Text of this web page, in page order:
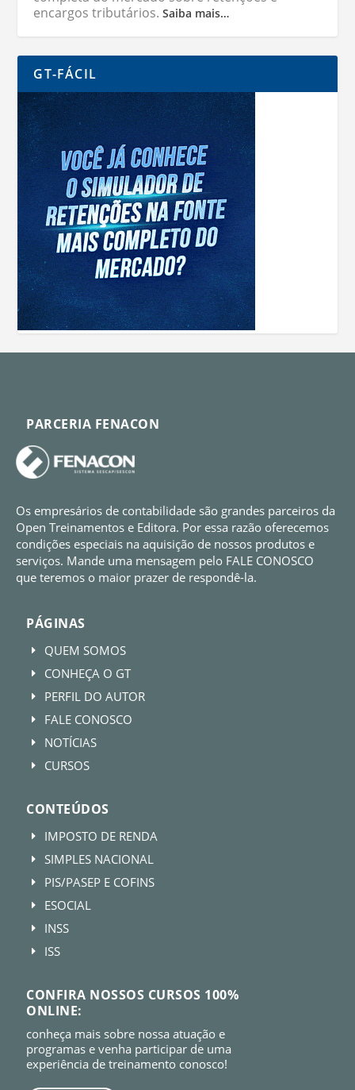
encargos tributários.Saiba mais…
GT-FÁCIL
PARCERIA FENACON
Os empresários de contabilidade são grandes parceiros da
Open Treinamentos e Editora. Por essa razão oferecemos
condições especiais na aquisição de nossos produtos e
serviços. Mande uma mensagem pelo FALE CONOSCO
que teremos o maior prazer de respondê-la.
PÁGINAS
E QUEM SOMOS
E CONHEÇA O GT
E PERFIL DO AUTOR
E FALE CONOSCO
E NOTÍCIAS
E CURSOS
CONTEÚDOS
E IMPOSTO DE RENDA
E SIMPLES NACIONAL
E PIS/PASEP E COFINS
E ESOCIAL
E INSS
E ISS
CONFIRA NOSSOS CURSOS 100%
ONLINE:
conheça mais sobre nossa atuação e
programas e venha participar de uma
experiência de treinamento conosco!